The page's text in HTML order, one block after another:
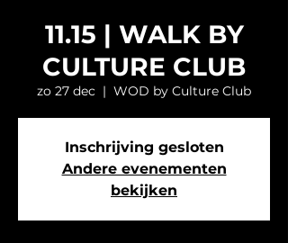
11.15 | WALK BY
CULTURE CLUB
zo 27 dec
  |
WOD by Culture Club
Inschrijving gesloten
Andere evenementen
bekijken